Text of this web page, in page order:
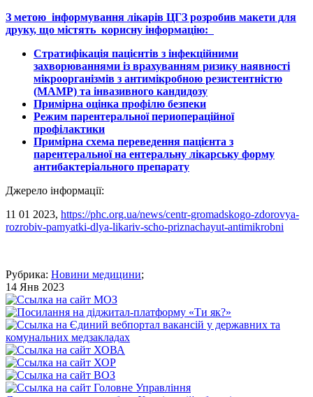
З метою інформування лікарів ЦГЗ розробив макети для
друку, що містять корисну інформацію:
Стратифікація пацієнтів з інфекційними
захворюваннями із врахуванням ризику наявності
мікроорганізмів з антимікробною резистентністю
(МАМР) та інвазивного кандидозу
Примірна оцінка профілю безпеки
Режим парентеральної периопераційної
профілактики
Примірна схема переведення пацієнта з
парентеральної на ентеральну лікарську форму
антибактеріального препарату
Джерело інформації:
11 01 2023, https://phc.org.ua/news/centr-gromadskogo-zdorovya-
rozrobiv-pamyatki-dlya-likariv-scho-priznachayut-antimikrobni
Рубрика: Новини медицини;
14 Янв 2023